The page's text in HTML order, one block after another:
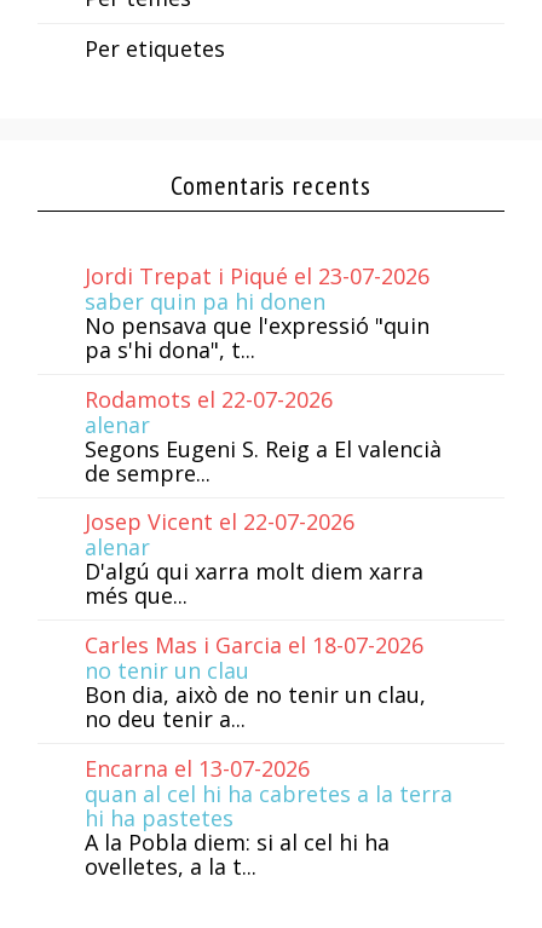
Per etiquetes
Comentaris recents
Jordi Trepat i Piqué el 23-07-2026
saber quin pa hi donen
No pensava que l'expressió "quin
pa s'hi dona", t...
Rodamots el 22-07-2026
alenar
Segons Eugeni S. Reig a El valencià
de sempre...
Josep Vicent el 22-07-2026
alenar
D'algú qui xarra molt diem xarra
més que...
Carles Mas i Garcia el 18-07-2026
no tenir un clau
Bon dia, això de no tenir un clau,
no deu tenir a...
Encarna el 13-07-2026
quan al cel hi ha cabretes a la terra
hi ha pastetes
A la Pobla diem: si al cel hi ha
ovelletes, a la t...